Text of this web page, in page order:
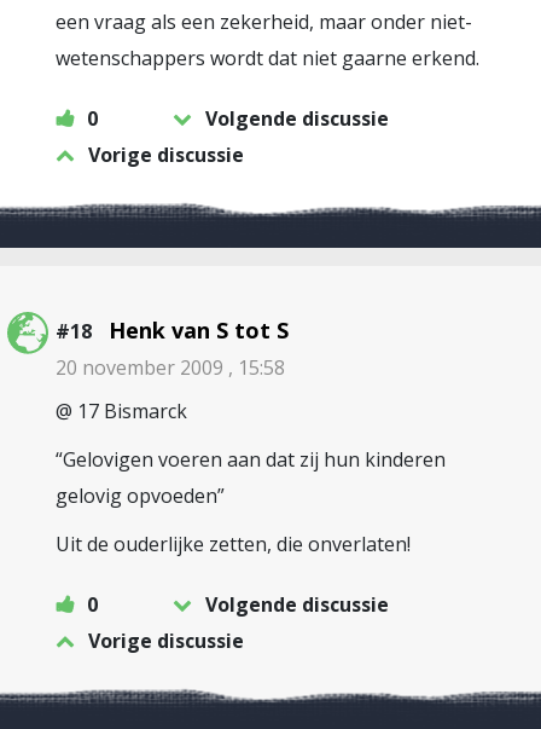
een vraag als een zekerheid, maar onder niet-
wetenschappers wordt dat niet gaarne erkend.
0
Volgende discussie
Vorige discussie
#18 Henk van S tot S
20 november 2009 , 15:58
@ 17 Bismarck
“Gelovigen voeren aan dat zij hun kinderen
gelovig opvoeden”
Uit de ouderlijke zetten, die onverlaten!
0
Volgende discussie
Vorige discussie